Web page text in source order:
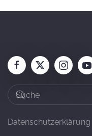
Datenschutzerklärung